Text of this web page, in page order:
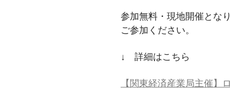
参加無料・現地開催とな
ご参加ください。
↓ 詳細はこちら
【関東経済産業局主催】